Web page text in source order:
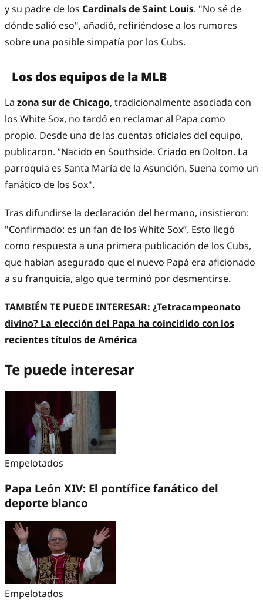
y su padre de los Cardinals de Saint Louis. "No sé de
dónde salió eso", añadió, refiriéndose a los rumores
sobre una posible simpatía por los Cubs.
Los dos equipos de la MLB
La zona sur de Chicago, tradicionalmente asociada con
los White Sox, no tardó en reclamar al Papa como
propio. Desde una de las cuentas oficiales del equipo,
publicaron. “Nacido en Southside. Criado en Dolton. La
parroquia es Santa María de la Asunción. Suena como un
fanático de los Sox".
Tras difundirse la declaración del hermano, insistieron:
"Confirmado: es un fan de los White Sox”. Esto llegó
como respuesta a una primera publicación de los Cubs,
que habían asegurado que el nuevo Papá era aficionado
a su franquicia, algo que terminó por desmentirse.
TAMBIÉN TE PUEDE INTERESAR: ¿Tetracampeonato
divino? La elección del Papa ha coincidido con los
recientes títulos de América
Te puede interesar
Empelotados
Papa León XIV: El pontífice fanático del
deporte blanco
Empelotados